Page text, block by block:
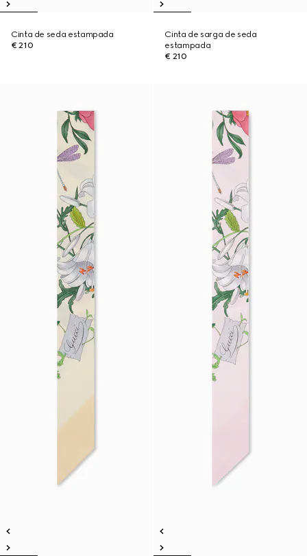
Cinta de seda estampada
€ 210
Cinta de sarga de seda
estampada
€ 210